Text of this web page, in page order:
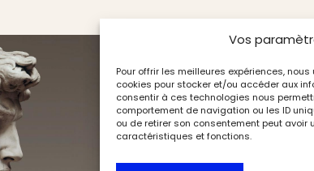
Vos
Pour offrir les meilleures expériences,
cookies pour stocker et/ou accéder aux
consentir à ces technologies nous
comportement de navigation ou les ID
ou de retirer son consentement peut
caractéristiques et fonctions.